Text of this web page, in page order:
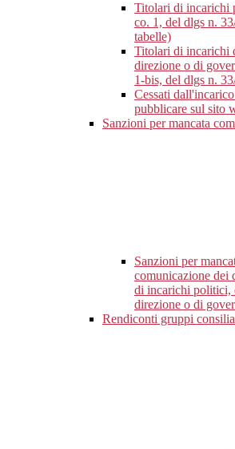
Titolari di incarichi
co. 1, del dlgs n.
tabelle)
Titolari di incarichi
direzione o di
1-bis, del dlgs n.
Cessati
pubblicare sul sito
Sanzioni per mancata
Sanzioni per
comunicazione dei
di incarichi politici,
direzione o di
Rendiconti gruppi